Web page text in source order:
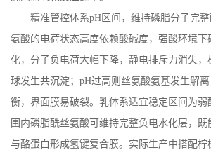
精准管控体系pH 区间，维持磷脂分子完
氨酸的电荷状态高度依赖酸碱度，强酸环境
化，分子负电荷大幅下降，静电排斥力消失
球发生共沉淀； pH过高则丝氨酸氨基发生解
衡，界面膜易破裂。乳体系适宜稳定区间为
围内磷脂酰丝氨酸可维持完整负电水化层，既
与酪蛋白形成氢键复合膜。实际生产中搭配柠